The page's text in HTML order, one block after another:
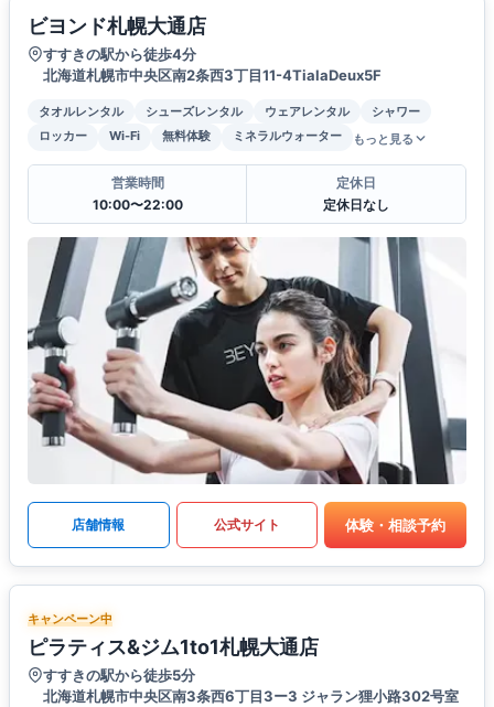
ビヨンド札幌大通店
すすきの駅から徒歩4分
北海道札幌市中央区南2条西3丁目11-4TialaDeux5F
タオルレンタル シューズレンタル ウェアレンタル
シャワー
ロッカー
Wi-Fi 無料体験 ミネラルウォーター もっと見る
営業時間
10:00〜22:00
定休日
定休日なし
店舗情報 公式サイト 体験・相談予約
キャンペーン中
ピラティス&ジム1to1札幌大通店
すすきの駅から徒歩5分
北海道札幌市中央区南3条西6丁目3ー3 ジャラン狸小路302号室